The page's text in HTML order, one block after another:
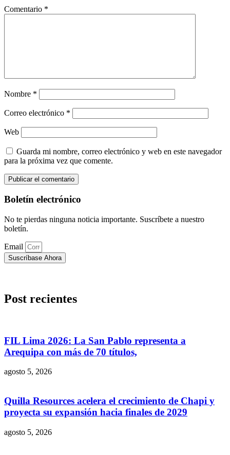
Comentario *
Nombre *
Correo electrónico *
Web
Guarda mi nombre, correo electrónico y web en este navegador
para la próxima vez que comente.
Boletín electrónico
No te pierdas ninguna noticia importante. Suscríbete a nuestro
boletín.
Email
Suscríbase Ahora
Post recientes
FIL Lima 2026: La San Pablo representa a
Arequipa con más de 70 títulos,
agosto 5, 2026
Quilla Resources acelera el crecimiento de Chapi y
proyecta su expansión hacia finales de 2029
agosto 5, 2026